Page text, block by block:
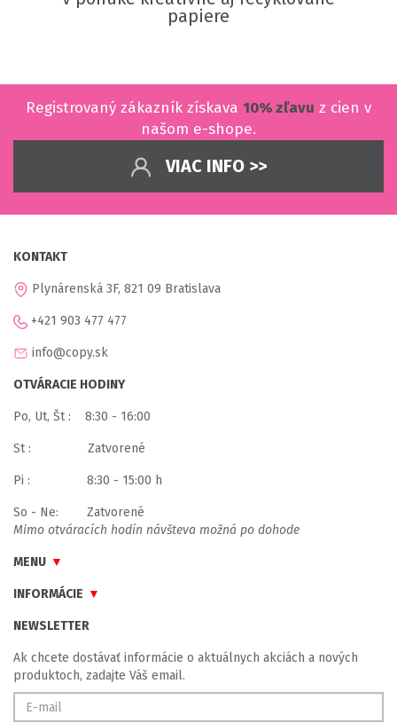
papiere
Registrovaný zákazník získava 10% zľavu z cien v
našom e-shope.
VIAC INFO >>
KONTAKT
Plynárenská 3F, 821 09 Bratislava
+421 903 477 477
info@copy.sk
OTVÁRACIE HODINY
Po, Ut, Št : 8:30 - 16:00
St : Zatvorené
Pi : 8:30 - 15:00 h
So - Ne: Zatvorené
Mimo otváracích hodín návšteva možná po dohode
MENU
INFORMÁCIE
NEWSLETTER
Ak chcete dostávať informácie o aktuálnych akciách a nových
produktoch, zadajte Váš email.